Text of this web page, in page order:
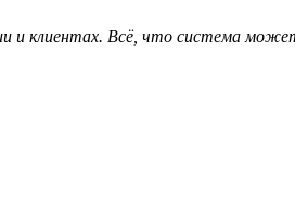
клиентах. Всё, что система